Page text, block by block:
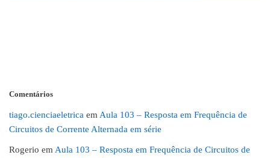
Comentários
tiago.cienciaeletrica em Aula 103 – Resposta em Frequência de
Circuitos de Corrente Alternada em série
Rogerio em Aula 103 – Resposta em Frequência de Circuitos de